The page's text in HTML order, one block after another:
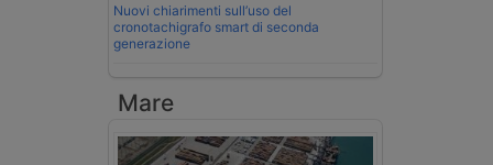
Nuovi chiarimenti sull’uso del
cronotachigrafo smart di seconda
generazione
Mare